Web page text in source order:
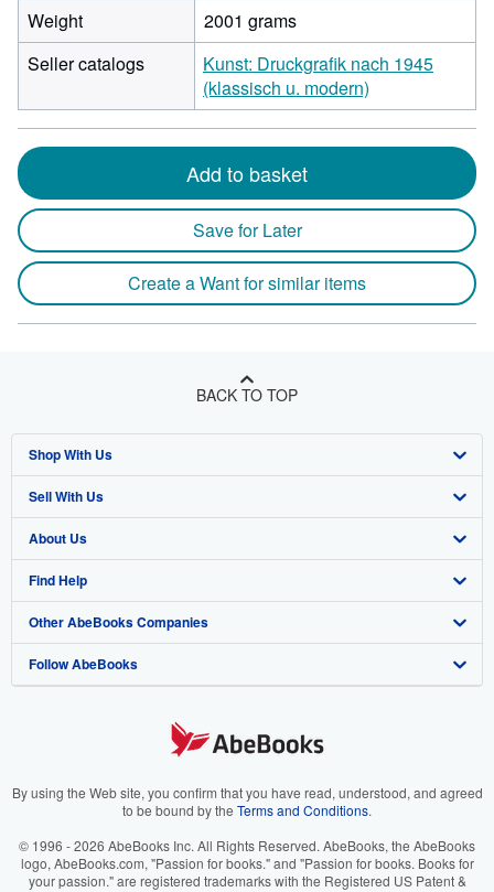
Weight
2001 grams
Seller catalogs
Kunst: Druckgrafik nach 1945
(klassisch u. modern)
Add to basket
Save for Later
Create a Want for similar items
BACK TO TOP
Shop With Us
Advanced Search
Browse Collections
My Account
My Orders
View Basket
Sell With Us
Start Selling
Join Our Affiliate Program
Book Buyback
Refer a seller
About Us
About AbeBooks
Media
Careers
Your Ads Privacy Choices
Accessibility
Find Help
Help
Customer Support
Other AbeBooks Companies
AbeBooks.co.uk
AbeBooks.it
AbeBooks.ca
Follow AbeBooks
By using the Web site, you confirm that you have read, understood, and agreed
to be bound by the Terms and Conditions.
© 1996 - 2026 AbeBooks Inc. All Rights Reserved. AbeBooks, the AbeBooks
logo, AbeBooks.com, "Passion for books." and "Passion for books. Books for
your passion." are registered trademarks with the Registered US Patent &